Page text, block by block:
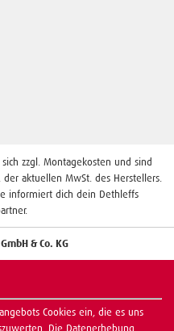
zzgl. Montagekosten und sind
aktuellen MwSt. des Herstellers.
informiert dich dein Dethleffs
& Co. KG
Cookies ein, die es uns
Die Datenerhebung